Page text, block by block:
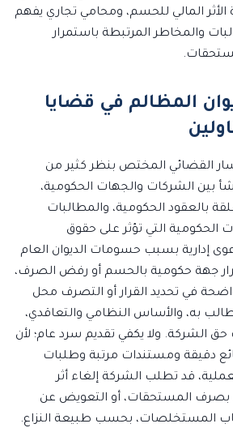
المالي للحسم، ومحامي تجاري يفهم
والمخاطر المرتبطة باستمرار
المظالم في قضايا
القضائي المختص بنظر كثير من
بين الشركات والجهات الحكومية،
بالعقود الحكومية، والمطالبات
الحكومية التي تؤثر على حقوق
إدارية بسبب حسومات الديوان العام
جهة حكومية بالحسم أو رفض الصرف،
في تحديد القرار أو التصرف محل
به، والأساس النظامي والتعاقدي،
حق الشركة. ولا يكفي تقديم سرد عام؛ لأن
دقيقة ومستندات مرتبة وطلبات
قد تطلب الشركة إلغاء أثر
بصرف المستحقات، أو التعويض عن
المستخلصات، بحسب طبيعة النزاع.